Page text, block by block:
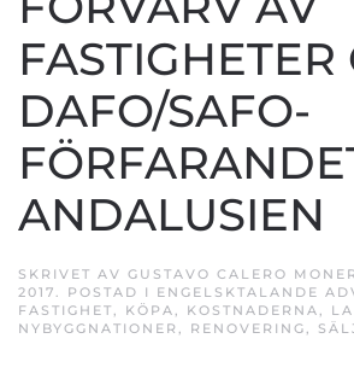
FASTIGHETER
DAFO/SAFO-
ANDALUSIEN
SKRIVET AV GUSTAVO CALERO
2017. POSTAD I ENGELSKTALANDE
FASTIGHET, KÖPA, KOSTNADERNA,
NYBYGGNATIONER , RENOVERING,